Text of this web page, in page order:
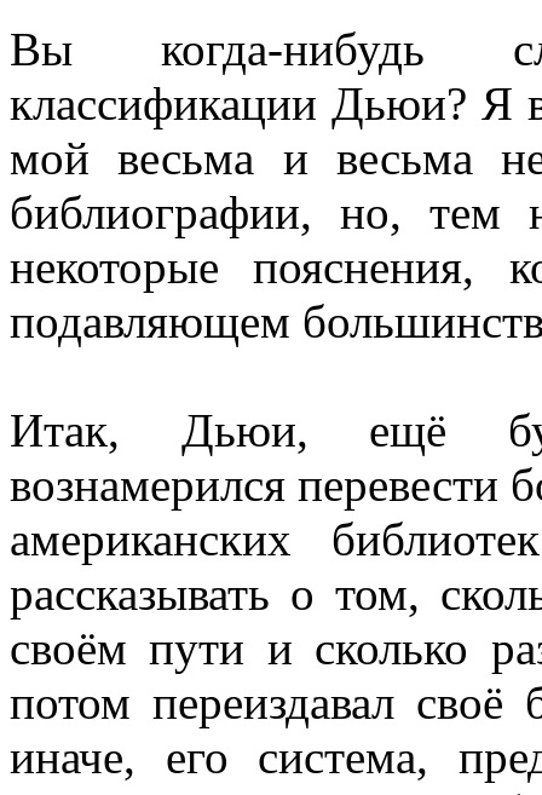
Вы когда-нибудь
классификации Дьюи? Я
мой весьма и весьма
библиографии, но, тем
некоторые пояснения,
подавляющем
Итак, Дьюи, ещё
вознамерился перевести
американских
рассказывать о том,
своём пути и сколько
потом переиздавал
иначе, его система,